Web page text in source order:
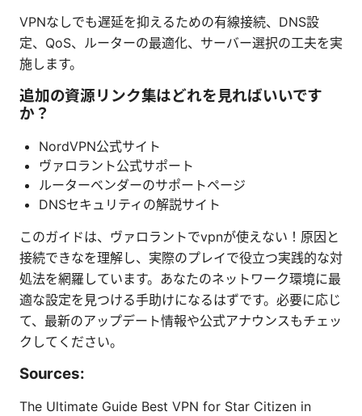
VPNなしでも遅延を抑えるための有線接続、DNS設
定、QoS、ルーターの最適化、サーバー選択の工夫を実
施します。
追加の資源リンク集はどれを見ればいいです
か？
NordVPN公式サイト
ヴァロラント公式サポート
ルーターベンダーのサポートページ
DNSセキュリティの解説サイト
このガイドは、ヴァロラントでvpnが使えない！原因と
接続できなを理解し、実際のプレイで役立つ実践的な対
処法を網羅しています。あなたのネットワーク環境に最
適な設定を見つける手助けになるはずです。必要に応じ
て、最新のアップデート情報や公式アナウンスもチェッ
クしてください。
Sources:
The Ultimate Guide Best VPN for Star Citizen in